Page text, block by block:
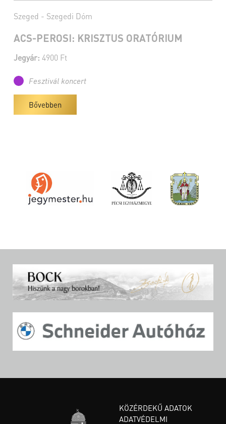
Szeged - Szegedi Dóm
ACS-PEROSI: KRISZTUS ORATÓRIUM
Jegyár: 4900 Ft
Fesztivál koncert
Bővebben
KÖZÉRDEKŰ ADATOK
ADATVÉDELMI